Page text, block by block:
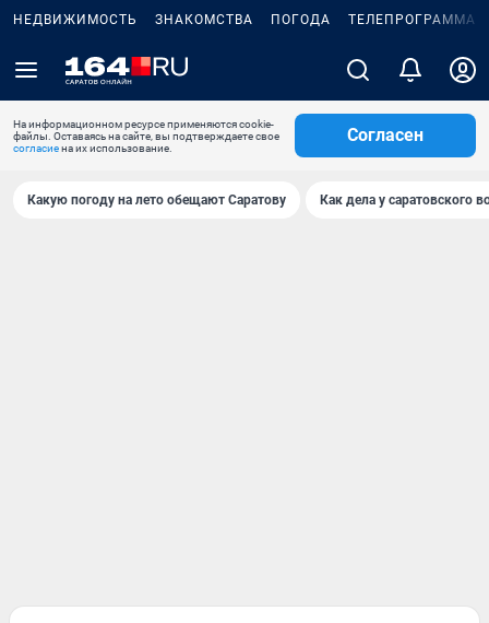
НЕДВИЖИМОСТЬ ЗНАКОМСТВА ПОГОДА ТЕЛЕПРОГРАММА
На информационном ресурсе применяются cookie-
файлы. Оставаясь на сайте, вы подтверждаете свое
согласиена их использование.
Согласен
Какую погоду на лето обещают Саратову Как дела у саратовского